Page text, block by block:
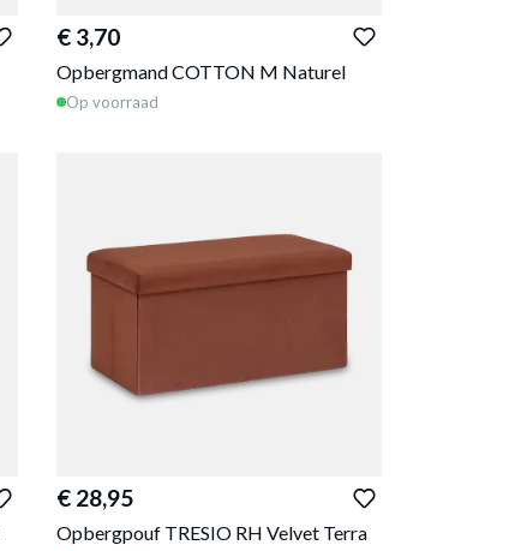
€ 3,70
Opbergmand COTTON M Naturel
Op voorraad
€ 28,95
Opbergpouf TRESIO RH Velvet Terra